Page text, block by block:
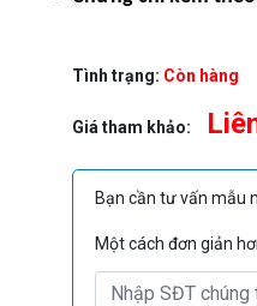
Tình trạng: Còn hàng
Giá tham khảo:
Bạn cần tư vấn mẫu
Một cách đơn giản